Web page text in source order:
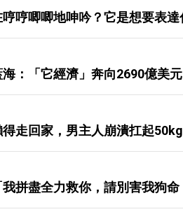
哼唧唧地呻吟？它是想要表
：「它經濟」奔向2690億美元
走回家，男主人崩潰扛起
拼盡全力救你，請別害我狗命